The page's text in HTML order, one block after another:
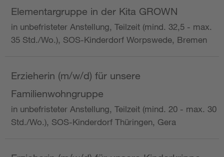
Elementargruppe in der Kita GROWN
in unbefristeter Anstellung, Teilzeit (mind. 32,5 - max.
35 Std./Wo.), SOS-Kinderdorf Worpswede, Bremen
Erzieherin (m/w/d) für unsere
Familienwohngruppe
in unbefristeter Anstellung, Teilzeit (mind. 20 - max. 30
Std./Wo.), SOS-Kinderdorf Thüringen, Gera